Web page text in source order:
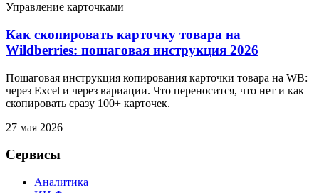
Управление карточками
Как скопировать карточку товара на
Wildberries: пошаговая инструкция 2026
Пошаговая инструкция копирования карточки товара на WB:
через Excel и через вариации. Что переносится, что нет и как
скопировать сразу 100+ карточек.
27 мая 2026
Сервисы
Аналитика